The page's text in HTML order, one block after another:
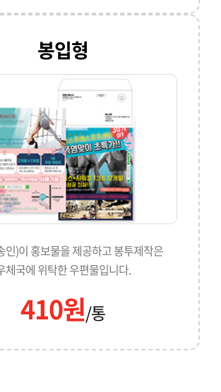
봉입형
인)이 홍보물을 제공하고 봉투제작은
체국에 위탁한 우편물입니다.
410원/통